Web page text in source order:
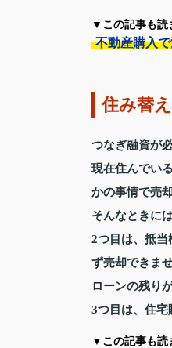
▼この記事も読
不動産購入
住み替
つなぎ融資が
現在住んでい
かの事情で売
そんなときに
2つ目は、抵当
ず売却できませ
ローンの残り
3つ目は、住宅
▼この記事も読